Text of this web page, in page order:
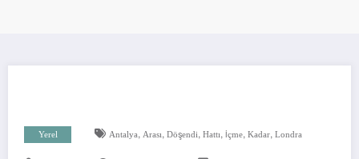
Yerel Antalya, Arası, Döşendi, Hattı, İçme, Kadar, Londra